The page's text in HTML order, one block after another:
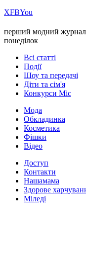
ХFBYou
перший модний
понеділок
Всі статті
Події
Шоу та передачі
Діти та сім'я
Конкурси Міс
Мода
Обкладинка
Косметика
Фішки
Відео
Доступ
Контакти
Нашамама
Здорове
Міледі